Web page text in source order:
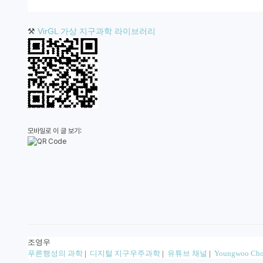
⚒️ VirGL 가상 지구과학 라이브러리
모바일로 이 글 보기:
조영우
푸른행성의 과학 | 디지털 지구우주과학 | 유튜브 채널 | Youngwoo